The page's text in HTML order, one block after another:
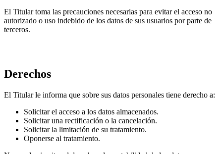
El Titular toma las precauciones necesarias para evitar el acceso no
autorizado o uso indebido de los datos de sus usuarios por parte de
terceros.
Derechos
El Titular le informa que sobre sus datos personales tiene derecho a:
Solicitar el acceso a los datos almacenados.
Solicitar una rectificación o la cancelación.
Solicitar la limitación de su tratamiento.
Oponerse al tratamiento.